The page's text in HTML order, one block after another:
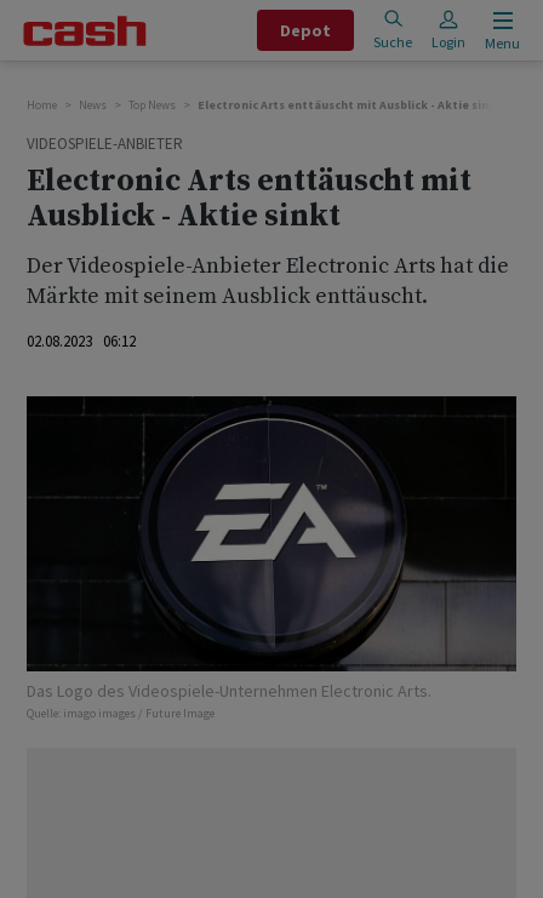
Depot
Suche Login Menu
Home News Top News Electronic Arts enttäuscht mit Ausblick - Aktie sinkt
VIDEOSPIELE-ANBIETER
Electronic Arts enttäuscht mit
Ausblick - Aktie sinkt
Der Videospiele-Anbieter Electronic Arts hat die
Märkte mit seinem Ausblick enttäuscht.
02.08.2023 06:12
Das Logo des Videospiele-Unternehmen Electronic Arts.
Quelle: imago images / Future Image